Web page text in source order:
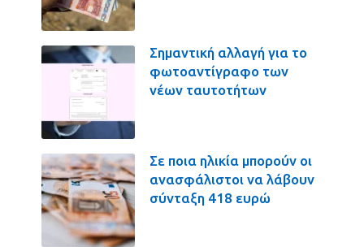
Σημαντική αλλαγή για το
φωτοαντίγραφο των
νέων ταυτοτήτων
Σε ποια ηλικία μπορούν οι
ανασφάλιστοι να λάβουν
σύνταξη 418 ευρώ